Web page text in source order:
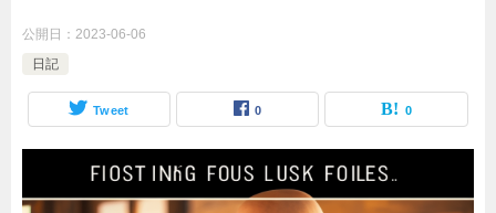
公開日： 2023-06-06
日記
Tweet 0 0